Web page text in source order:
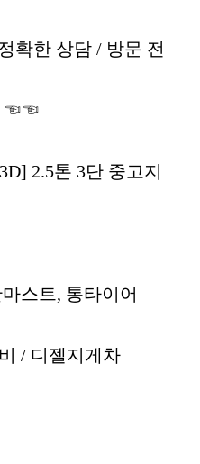
확한 상담 / 방문 전
☜☜
2.5톤 3단 중고지
스트, 통타이어
/ 디젤지게차